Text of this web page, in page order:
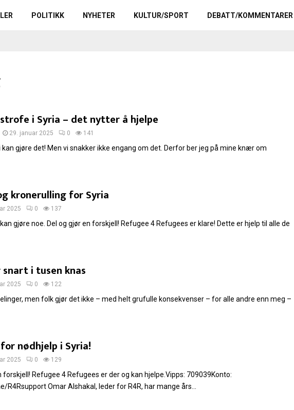
POLITIKK NYHETER KULTUR/SPORT DEBATT/KOMMENTARER
i Syria – det nytter å hjelpe
29. januar 2025 0 141
kan gjøre det! Men vi snakker ikke engang om det. Derfor ber jeg på mine knær om
kronerulling for Syria
2025 0 137
gjøre noe. Del og gjør en forskjell! Refugee 4 Refugees er klare! Dette er hjelp til alle de
i tusen knas
2025 0 122
men folk gjør det ikke – med helt grufulle konsekvenser – for alle andre enn meg –
nødhjelp i Syria!
2025 0 129
forskjell! Refugee 4 Refugees er der og kan hjelpe.Vipps: 709039Konto:
R4Rsupport Omar Alshakal, leder for R4R, har mange års...